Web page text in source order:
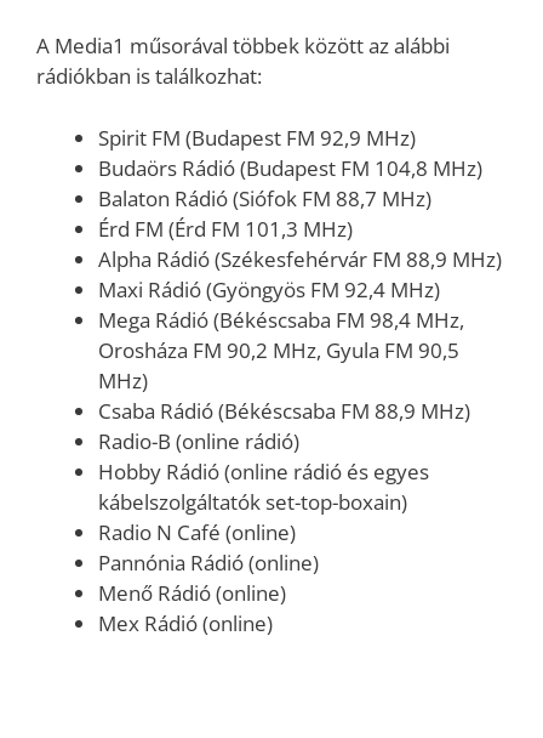
A Media1 műsorával többek között az alábbi
rádiókban is találkozhat:
Spirit FM (Budapest FM 92,9 MHz)
Budaörs Rádió (Budapest FM 104,8 MHz)
Balaton Rádió (Siófok FM 88,7 MHz)
Érd FM (Érd FM 101,3 MHz)
Alpha Rádió (Székesfehérvár FM 88,9 MHz)
Maxi Rádió (Gyöngyös FM 92,4 MHz)
Mega Rádió (Békéscsaba FM 98,4 MHz,
Orosháza FM 90,2 MHz, Gyula FM 90,5
MHz)
Csaba Rádió (Békéscsaba FM 88,9 MHz)
Radio-B (online rádió)
Hobby Rádió (online rádió és egyes
kábelszolgáltatók set-top-boxain)
Radio N Café (online)
Pannónia Rádió (online)
Menő Rádió (online)
Mex Rádió (online)